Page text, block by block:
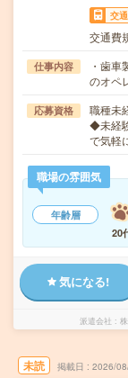
交
交通費
仕事内容
・歯
のオペ
応募資格
職種未
◆未経
で気軽
職場の雰囲気
年齢層
20
気になる!
派遣会社
未読 掲載日 2026/